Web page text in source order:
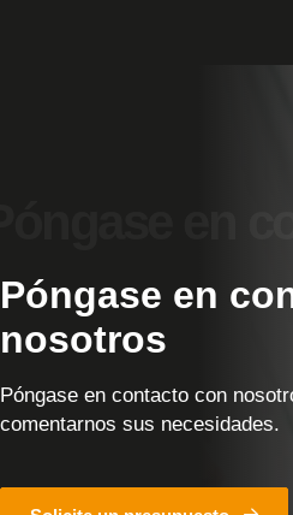
Póngase en
nosotros
Póngase en contacto con
comentarnos sus necesidades.